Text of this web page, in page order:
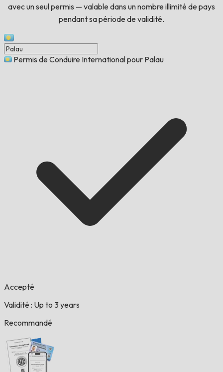
avec un seul permis — valable dans un nombre illimité de pays
pendant sa période de validité.
Permis de Conduire International pour Palau
Accepté
Validité : Up to 3 years
Recommandé